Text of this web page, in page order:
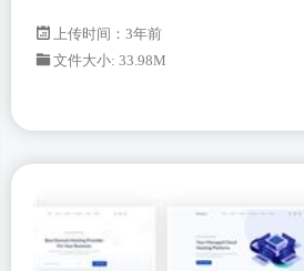
上传时间：3年前
文件大小: 33.98M